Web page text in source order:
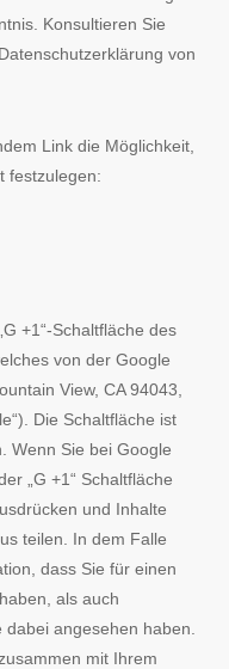
Konsultieren Sie
von
Link die Möglichkeit,
festzulegen:
+1“-Schaltfläche des
von der Google
View, CA 94043,
Die Schaltfläche ist
Wenn Sie bei Google
„G +1“ Schaltfläche
und Inhalte
teilen. In dem Falle
dass Sie für einen
als auch
angesehen haben.
mit Ihrem